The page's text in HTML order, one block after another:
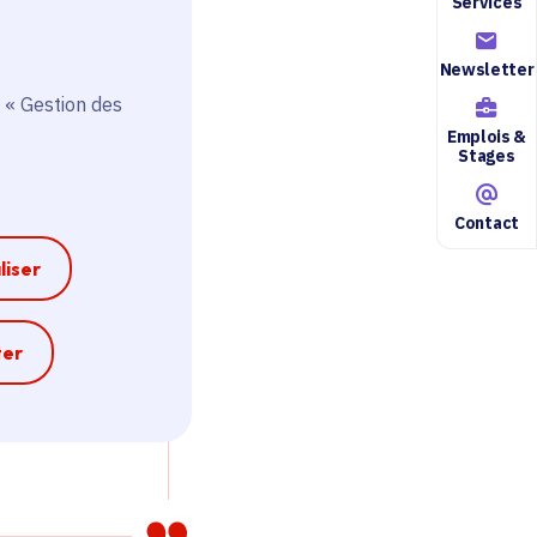
Gestion des
Newsletter
Emplois &
Stages
Contact
des